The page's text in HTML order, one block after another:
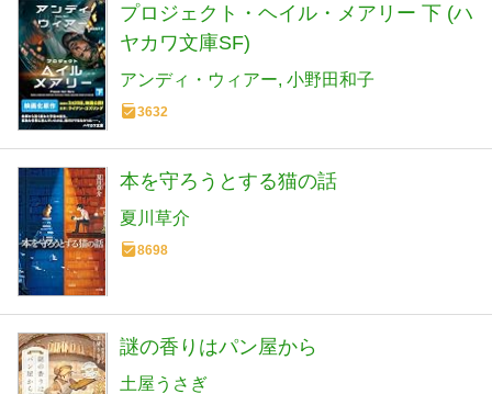
プロジェクト・ヘイル・メアリー 下 (ハ
ヤカワ文庫SF)
アンディ・ウィアー 小野田和子
3632
本を守ろうとする猫の話
夏川草介
8698
謎の香りはパン屋から
土屋うさぎ